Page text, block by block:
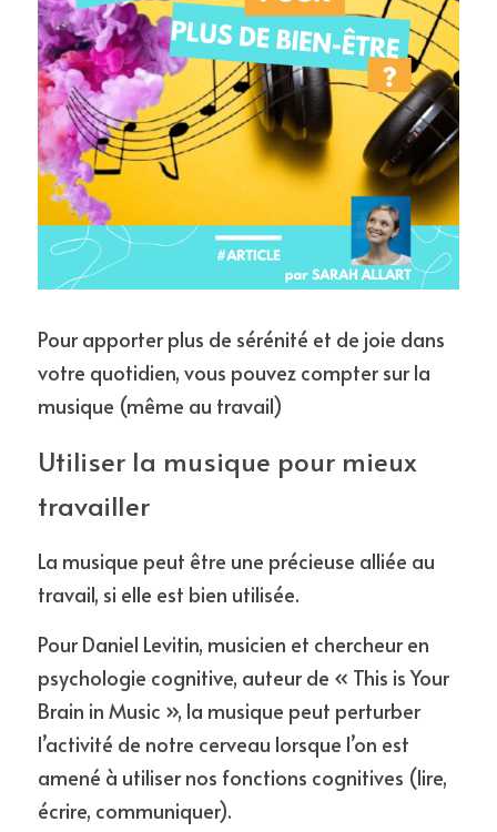
Pour apporter plus de sérénité et de joie dans
votre quotidien, vous pouvez compter sur la
musique (même au travail)
Utiliser la musique pour mieux
travailler
La musique peut être une précieuse alliée au
travail, si elle est bien utilisée.
Pour Daniel Levitin, musicien et chercheur en
psychologie cognitive, auteur de « This is Your
Brain in Music », la musique peut perturber
l’activité de notre cerveau lorsque l’on est
amené à utiliser nos fonctions cognitives (lire,
écrire, communiquer).